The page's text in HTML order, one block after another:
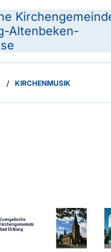
Altenbeken-
/ KIRCHENMUSIK